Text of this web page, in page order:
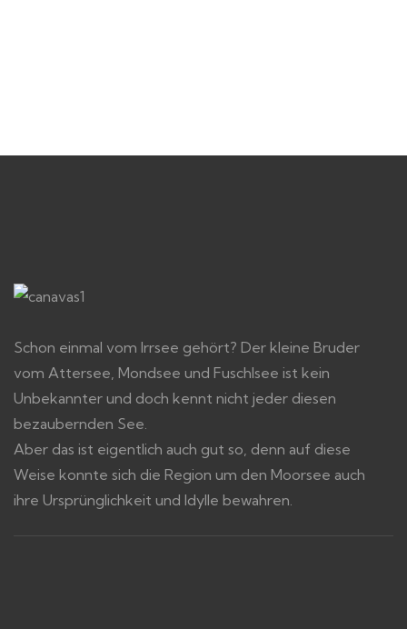
Schon einmal vom Irrsee gehört? Der kleine Bruder
vom Attersee, Mondsee und Fuschlsee ist kein
Unbekannter und doch kennt nicht jeder diesen
bezaubernden See.
Aber das ist eigentlich auch gut so, denn auf diese
Weise konnte sich die Region um den Moorsee auch
ihre Ursprünglichkeit und Idylle bewahren.